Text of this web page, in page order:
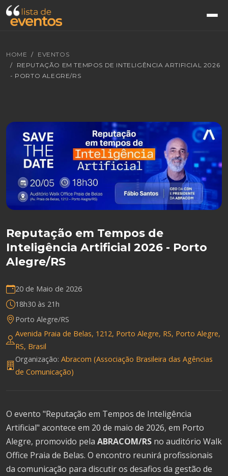
HOME
EVENTOS
REPUTAÇÃO EM TEMPOS DE INTELIGÊNCIA ARTIFICIAL 2026
- PORTO ALEGRE/RS
Reputação em Tempos de
Inteligência Artificial 2026 - Porto
Alegre/RS
20 de Maio de 2026
18h30 às 21h
Porto Alegre/RS
Avenida Praia de Belas, 1212, Porto Alegre, RS, Porto Alegre,
RS, Brasil
Organização: Abracom (Associação Brasileira das Agências
de Comunicação)
O evento "Reputação em Tempos de Inteligência
Artificial" acontece em 20 de maio de 2026, em Porto
Alegre, promovido pela ABRACOM/RS no auditório Walk
Office Praia de Belas. O encontro reunirá profissionais
da comunicação para discutir os desafios da gestão de